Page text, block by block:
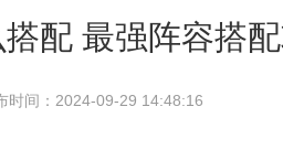
配 最强阵容搭
间：2024-09-29 14:48:16